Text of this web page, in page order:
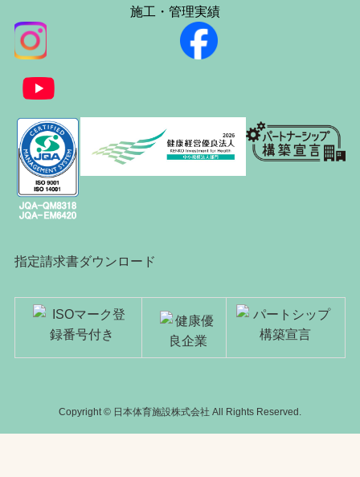
施工・管理実績
指定請求書ダウンロード
Copyright © 日本体育施設株式会社 All Rights Reserved.